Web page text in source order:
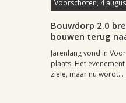
Voorschoten, 4
Bouwdorp 2.0
bouwen terug
Jarenlang vond in
plaats. Het
ziele, maar nu wordt...